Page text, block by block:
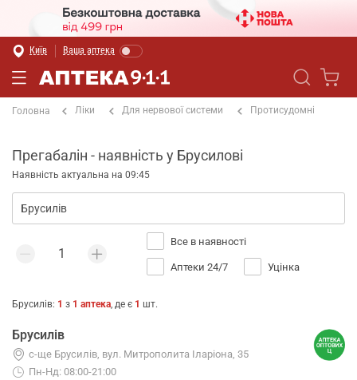
Київ Ваша аптека
Головна Ліки Для нервової системи Протисудомні
Прегабалін - наявність у Брусилові
Наявність актуальна на 09:45
Все в наявності
Аптеки 24/7 Уцінка
Брусилів: 1 з 1 аптека, де є 1 шт.
Брусилів
с-ще Брусилів, вул. Митрополита Іларіона, 35
Пн-Нд: 08:00-21:00